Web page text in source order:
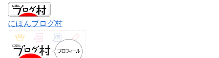
にほんブログ村